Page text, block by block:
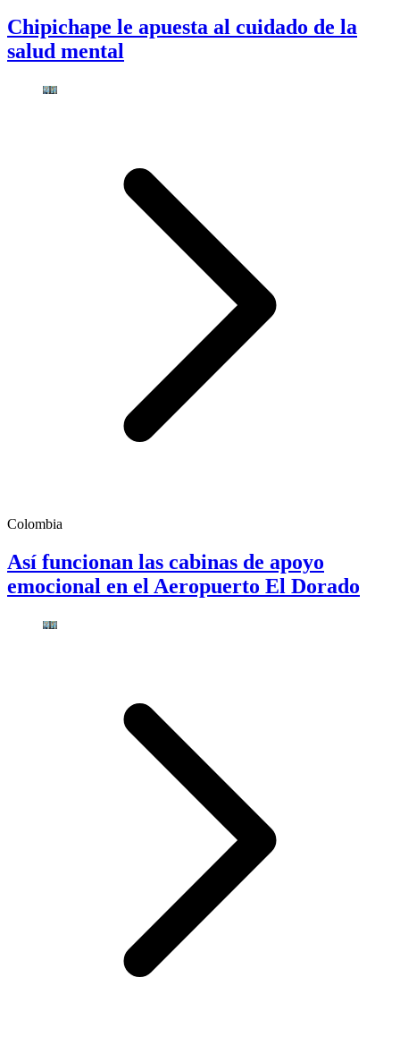
Chipichape le apuesta al cuidado de la
salud mental
Colombia
Así funcionan las cabinas de apoyo
emocional en el Aeropuerto El Dorado